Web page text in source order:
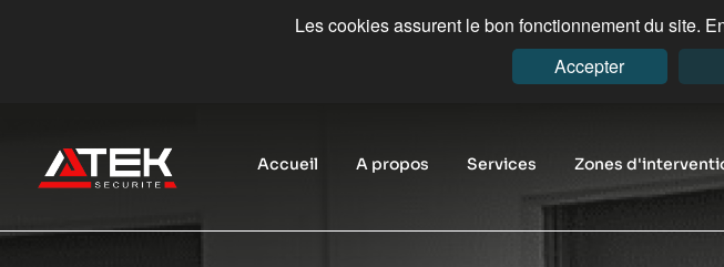
Les cookies assurent le bon fonctionnement du site.
Accepter
Accueil A propos Services Zones